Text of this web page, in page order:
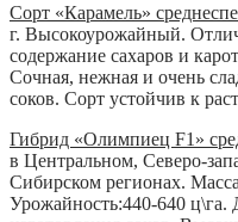
Сорт «Карамель»
г. Высокоурожайный.
содержание сахаров и
Сочная, нежная и очень
соков. Сорт устойчив к
Гибрид «Олимпиец F1»
в Центральном, Северо-
Сибирском регионах.
Урожайность:440-640 ц\га.